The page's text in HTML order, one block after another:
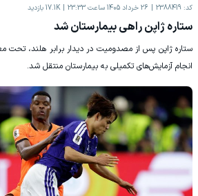
کد: 2388419 26 خرداد 1405 ساعت 23:33 17.1K بازدید
ستاره ژاپن راهی بیمارستان شد
ستاره ژاپن پس از مصدومیت در دیدار برابر هلند، تحت
انجام آزمایش‌های تکمیلی به بیمارستان منتقل شد.